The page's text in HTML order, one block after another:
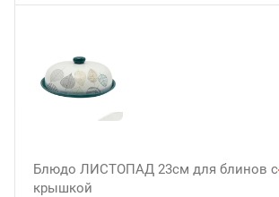
Блюдо ЛИСТОПАД 23см для блинов с
крышкой